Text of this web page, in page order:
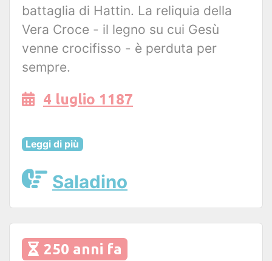
battaglia di Hattin. La reliquia della
Vera Croce - il legno su cui Gesù
venne crocifisso - è perduta per
sempre.
4 luglio 1187
Leggi di più
Saladino
250 anni fa